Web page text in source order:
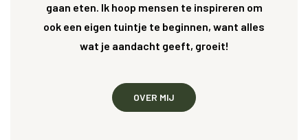
gaan eten. Ik hoop mensen te inspireren om
ook een eigen tuintje te beginnen, want alles
wat je aandacht geeft, groeit!
OVER MIJ